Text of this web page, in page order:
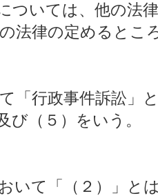
ついては、他の法
法律の定めるとこ
「行政事件訴訟」
び（５）をいう。
いて「（２）」と